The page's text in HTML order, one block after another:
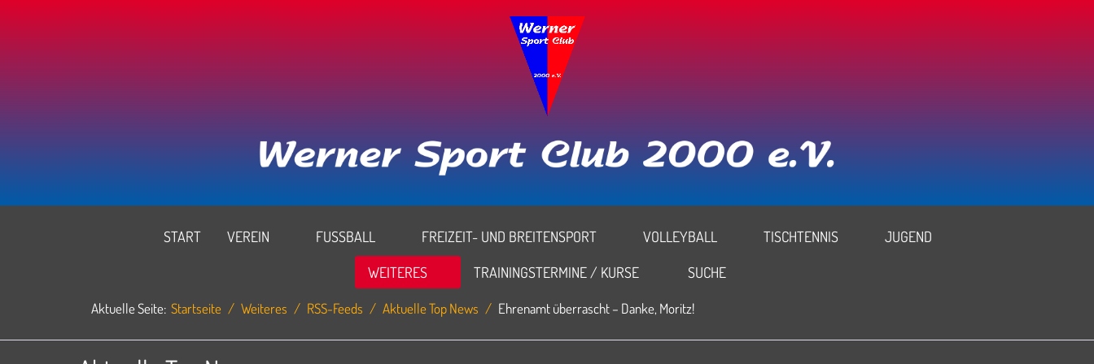
START VEREIN FUSSBALL FREIZEIT- UND BREITENSPORT VOLLEYBALL TISCHTENNIS
JUGEND
WEITERES
TRAININGSTERMINE / KURSE SUCHE
Aktuelle Seite: Startseite Weiteres RSS-Feeds Aktuelle Top News Ehrenamt überrascht – Danke, Moritz!